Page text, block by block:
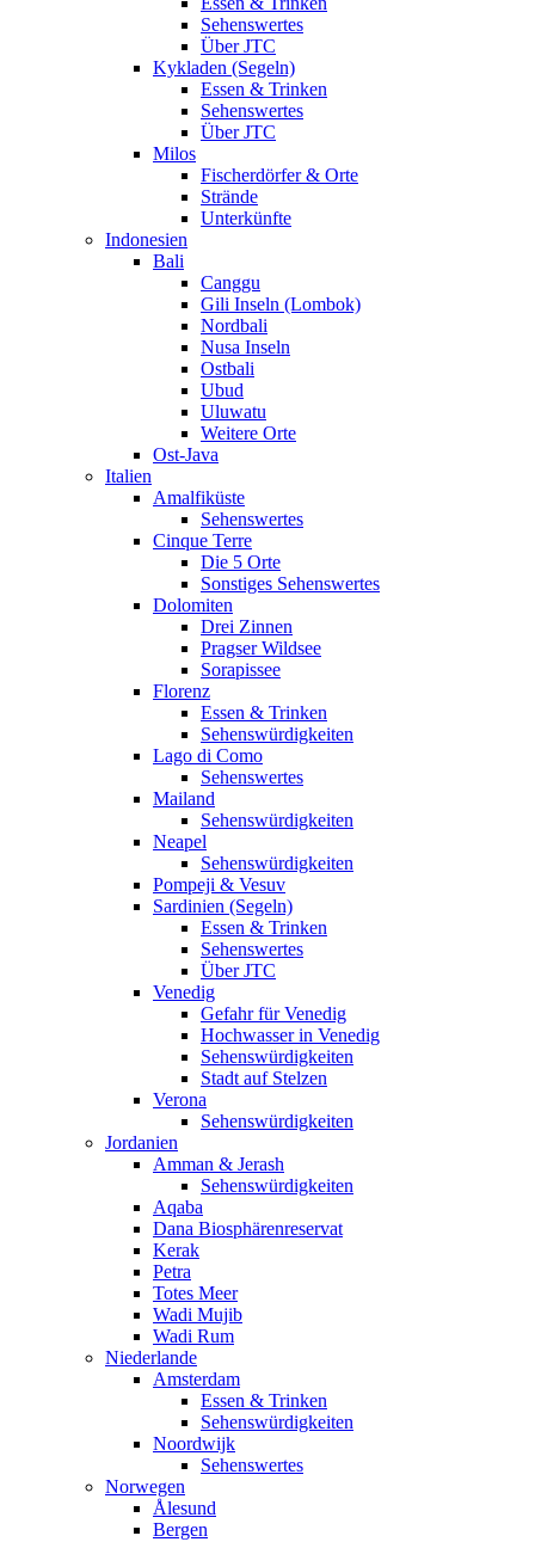
Sehenswertes
Über JTC
Kykladen (Segeln)
Essen & Trinken
Sehenswertes
Über JTC
Milos
Fischerdörfer & Orte
Strände
Unterkünfte
Indonesien
Bali
Canggu
Gili Inseln (Lombok)
Nordbali
Nusa Inseln
Ostbali
Ubud
Uluwatu
Weitere Orte
Ost-Java
Italien
Amalfiküste
Sehenswertes
Cinque Terre
Die 5 Orte
Sonstiges Sehenswertes
Dolomiten
Drei Zinnen
Pragser Wildsee
Sorapissee
Florenz
Essen & Trinken
Sehenswürdigkeiten
Lago di Como
Sehenswertes
Mailand
Sehenswürdigkeiten
Neapel
Sehenswürdigkeiten
Pompeji & Vesuv
Sardinien (Segeln)
Essen & Trinken
Sehenswertes
Über JTC
Venedig
Gefahr für Venedig
Hochwasser in Venedig
Sehenswürdigkeiten
Stadt auf Stelzen
Verona
Sehenswürdigkeiten
Jordanien
Amman & Jerash
Sehenswürdigkeiten
Aqaba
Dana Biosphärenreservat
Kerak
Petra
Totes Meer
Wadi Mujib
Wadi Rum
Niederlande
Amsterdam
Essen & Trinken
Sehenswürdigkeiten
Noordwijk
Sehenswertes
Norwegen
Ålesund
Bergen